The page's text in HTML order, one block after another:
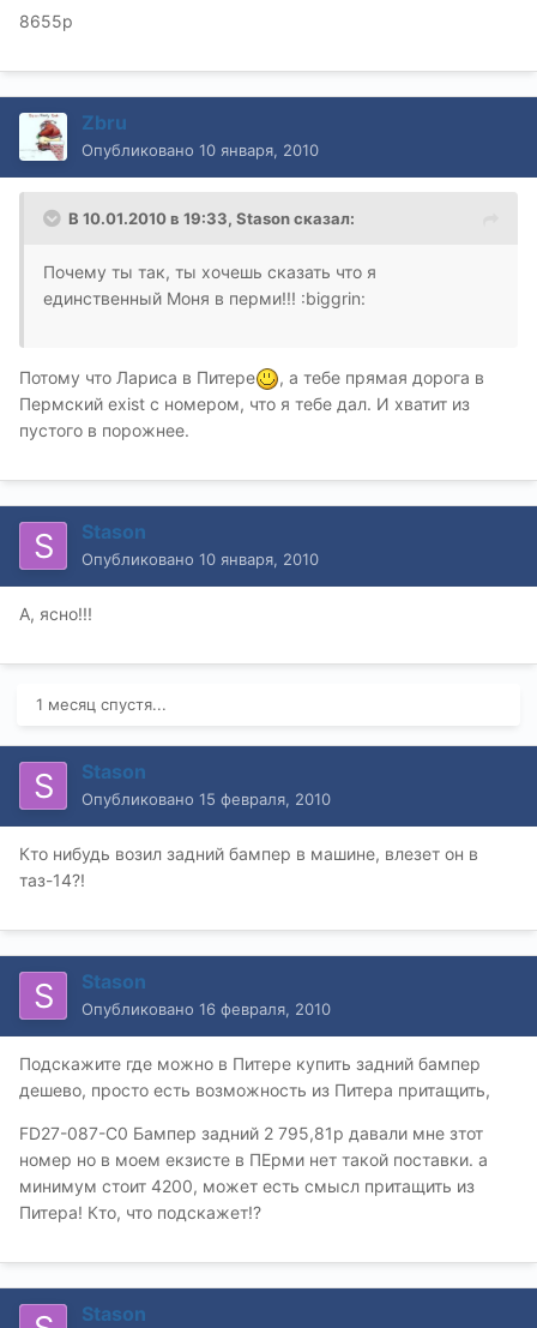
8655р
Zbru
Опубликовано 10 января, 2010
В 10.01.2010 в 19:33, Stason сказал:
Почему ты так, ты хочешь сказать что я
единственный Моня в перми!!! :biggrin:
Потому что Лариса в Питере
, а тебе прямая дорога в
Пермский exist с номером, что я тебе дал. И хватит из
пустого в порожнее.
Stason
Опубликовано 10 января, 2010
А, ясно!!!
1 месяц спустя...
Stason
Опубликовано 15 февраля, 2010
Кто нибудь возил задний бампер в машине, влезет он в
таз-14?!
Stason
Опубликовано 16 февраля, 2010
Подскажите где можно в Питере купить задний бампер
дешево, просто есть возможность из Питера притащить,
FD27-087-C0 Бампер задний 2 795,81р давали мне зтот
номер но в моем екзисте в ПЕрми нет такой поставки. а
минимум стоит 4200, может есть смысл притащить из
Питера! Кто, что подскажет!?
Stason